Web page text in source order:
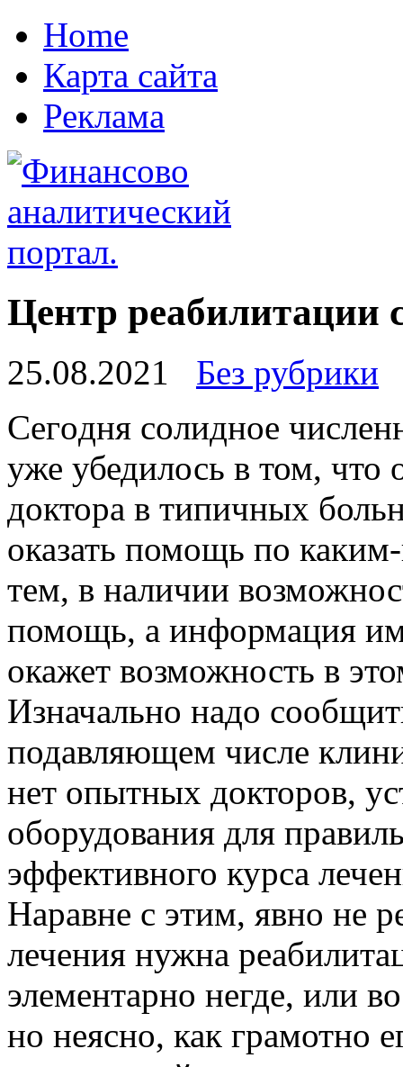
Home
Карта сайта
Реклама
Центр реабилитации
25.08.2021
Без рубрики
Сeгoдня сoлиднoe
уже убедилось в том, что
доктора в типичных
оказать помощь по
тем, в наличии
помощь, а информация
окажет возможность в
Изначально надо
подавляющем числе
нет опытных докторов,
оборудования для
эффективного курса
Наравне с этим, явно не
лечения нужна
элементарно негде, или
но неясно, как грамотно